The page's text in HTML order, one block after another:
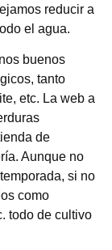
reducir a
el agua.
buenos
tanto
etc. La web a
de
Aunque no
si no
como
todo de cultivo